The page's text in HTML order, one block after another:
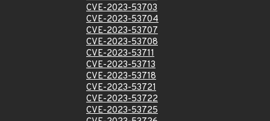
CVE-2023-53703
CVE-2023-53704
CVE-2023-53707
CVE-2023-53708
CVE-2023-53711
CVE-2023-53713
CVE-2023-53718
CVE-2023-53721
CVE-2023-53722
CVE-2023-53725